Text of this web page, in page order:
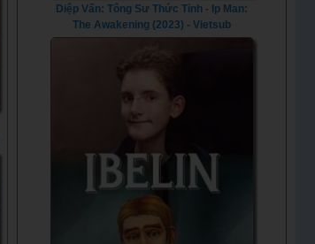
Diệp Vấn: Tông Sư Thức Tỉnh - Ip Man:
The Awakening (2023) - Vietsub